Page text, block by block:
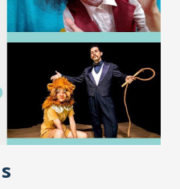
Campeão Brasileiro, o
muita personalidade e
a nova geração do
com todo o gás e que
e o desenvolvimento da
muito feliz com meu